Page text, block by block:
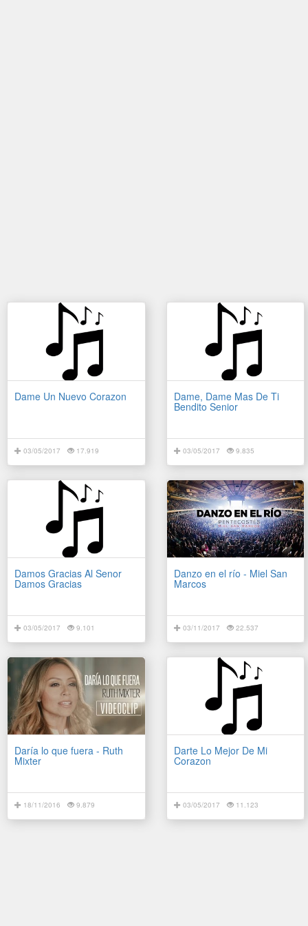
Dame Un Nuevo Corazon
03/05/2017 17.919
Dame, Dame Mas De Ti
Bendito Senior
03/05/2017 9.835
Damos Gracias Al Senor
Damos Gracias
03/05/2017 9.101
Danzo en el río - Miel San
Marcos
03/11/2017 22.537
Daría lo que fuera - Ruth
Mixter
18/11/2016 9.879
Darte Lo Mejor De Mi
Corazon
03/05/2017 11.123